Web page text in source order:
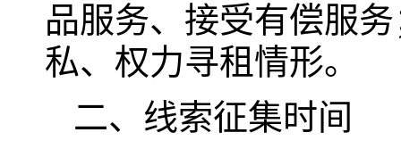
品服务、接受有偿服
私、权力寻租情形。
二、线索征集时间